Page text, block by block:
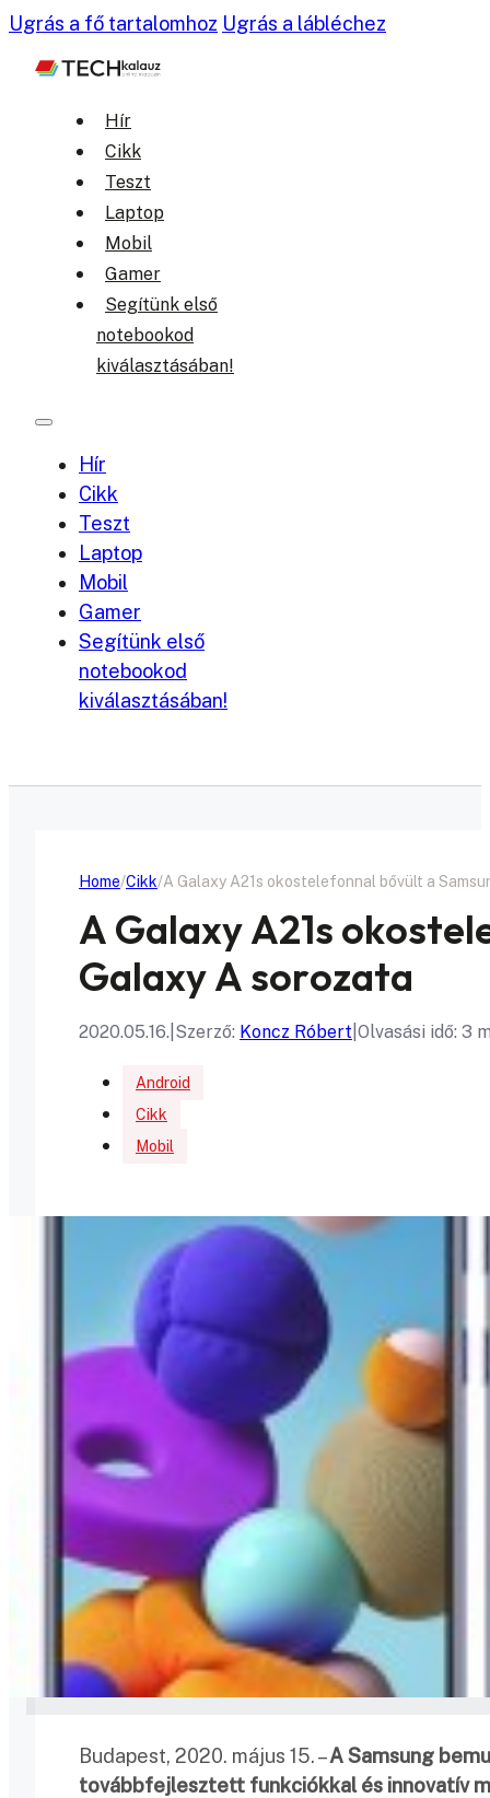
Ugrás a fő tartalomhoz Ugrás a lábléchez
Hír
Cikk
Teszt
Laptop
Mobil
Gamer
Segítünk első
notebookod
kiválasztásában!
Hír
Cikk
Teszt
Laptop
Mobil
Gamer
Segítünk első
notebookod
kiválasztásában!
Home Cikk A Galaxy A21s okostelefonnal bővült a
A Galaxy A21s
Galaxy A sorozata
2020.05.16. Szerző: Koncz Róbert Olvasási idő: 3
Android
Cikk
Mobil
Budapest, 2020. május 15. –A Samsung
továbbfejlesztett funkciókkal és innovatív